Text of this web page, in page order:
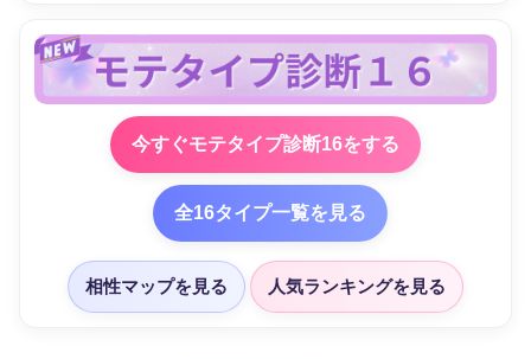
今すぐモテタイプ診断16をする
全16タイプ一覧を見る
相性マップを見る 人気ランキングを見る